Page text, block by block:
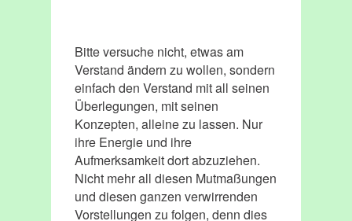
Bitte versuche nicht, etwas am
Verstand ändern zu wollen, sondern
einfach den Verstand mit all seinen
Überlegungen, mit seinen
Konzepten, alleine zu lassen. Nur
ihre Energie und ihre
Aufmerksamkeit dort abzuziehen.
Nicht mehr all diesen Mutmaßungen
und diesen ganzen verwirrenden
Vorstellungen zu folgen, denn dies